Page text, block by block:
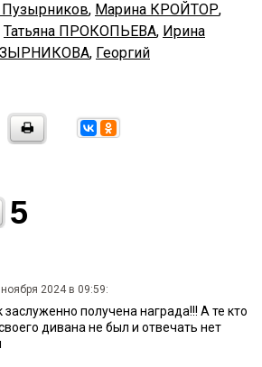
Пузырников, Марина КРОЙТОР,
Татьяна ПРОКОПЬЕВА, Ирина
, Георгий
5
2024 в 09:59:
заслуженно получена награда!!! А те кто
дивана не был и отвечать нет